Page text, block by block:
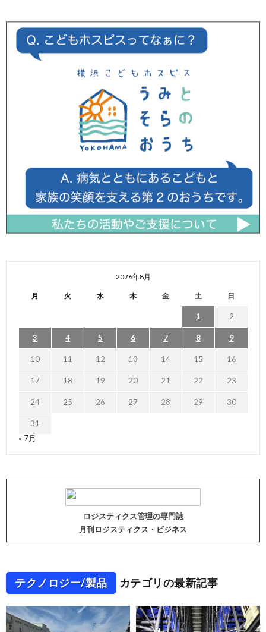
2026年8月
月 火 水 木 金 土 日
1 2
3 4 5 6 7 8 9
10 11 12 13 14 15 16
17 18 19 20 21 22 23
24 25 26 27 28 29 30
31
« 7月
ロジスティクス管理の専門誌
月刊ロジスティクス・ビジネス
テクノロジー/製品 カテゴリの最新記事